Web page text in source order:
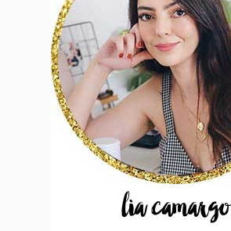
lia camargo